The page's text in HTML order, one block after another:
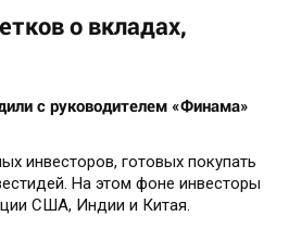
о вкладах,
с руководителем «Финама»
инвесторов, готовых покупать
На этом фоне инвесторы
США, Индии и Китая.